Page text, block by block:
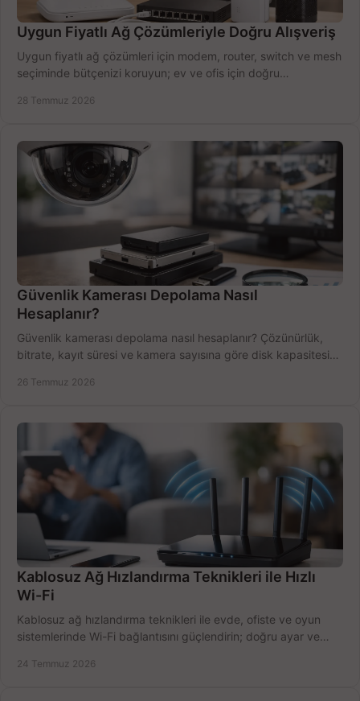
Uygun Fiyatlı Ağ Çözümleriyle Doğru Alışveriş
Uygun fiyatlı ağ çözümleri için modem, router, switch ve mesh
seçiminde bütçenizi koruyun; ev ve ofis için doğru
28 Temmuz 2026
Güvenlik Kamerası Depolama Nasıl
Hesaplanır?
Güvenlik kamerası depolama nasıl hesaplanır? Çözünürlük,
bitrate, kayıt süresi ve kamera sayısına göre disk kapasitesini
26 Temmuz 2026
Kablosuz Ağ Hızlandırma Teknikleri ile Hızlı
Wi-Fi
Kablosuz ağ hızlandırma teknikleri ile evde, ofiste ve oyun
sistemlerinde Wi-Fi bağlantısını güçlendirin; doğru ayar ve
24 Temmuz 2026